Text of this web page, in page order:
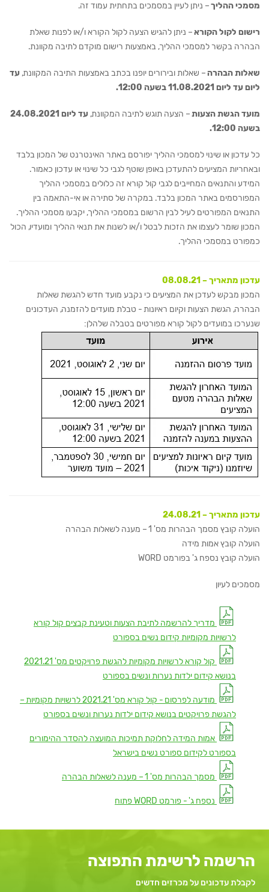
מסמכי ההליך– ניתן לעיין במסמכים בתחתית עמוד זה.
רישום לקול הקורא– ניתן להגיש הצעה לקול הקורא ו/או לפנות שאלת
הבהרה בקשר למסמכי ההליך, באמצעות רישום מוקדם לתיבה מקוונת.
שאלות הבהרה– שאלות ובירורים יופנו בכתב באמצעות התיבה המקוונת, עד
ליום עד ליום 11.08.2021 בשעה 12:00.
מועד הגשת הצעות– הצעה תוגש לתיבה המקוונת,
עד ליום 24.08.2021
בשעה 12:00.
כל עדכון או שינוי למסמכי ההליך יפורסם באתר האינטרנט של המכון בלבד
ובאחריות המציעים להתעדכן באופן שוטף לגבי כל שינוי או עדכון כאמור.
המידע והתנאים המחייבים לגבי קול קורא זה כלולים במסמכי ההליך
המפורסמים באתר המכון בלבד. במקרה של סתירה או אי-התאמה בין
התנאים המפורטים לעיל לבין הרשום במסמכי ההליך, יקבעו מסמכי ההליך.
המכון שומר לעצמו את הזכות לבטל ו/או לשנות את תנאי ההליך ומועדיו, הכול
כמפורט במסמכי ההליך.
עדכון מתאריך – 08.08.21
המכון מבקש לעדכן את המציעים כי נקבע מועד חדש להגשת שאלות
הבהרה, הגשת הצעות וקיום ראיונות - טבלת מועדים להזמנה, העדכונים
שנערכו במועדים לקול קורא מפורטים בטבלה שלהלן:
עדכון מתאריך – 24.08.21
הועלה קובץ מסמך הבהרות מס' 1 – מענה לשאלות הבהרה
הועלה קובץ אמות מידה
הועלה קובץ נספח ג' בפורמט WORD
מסמכים לעיון
מדריך להרשמה לתיבת הצעות וטעינת קבצים קול קורא
לרשויות מקומיות קידום נשים בספורט
קול קורא לרשויות מקומיות להגשת פרויקטים מס' 2021.21
בנושא קידום ילדות נערות ונשים בספורט
מודעה לפרסום - קול קורא מס' 2021.21 לרשויות מקומיות –
להגשת פרויקטים בנושא קידום ילדות נערות ונשים בספורט
אמות המידה לחלוקת תמיכות המועצה להסדר ההימורים
בספורט לקידום ספורט נשים בישראל
מסמך הבהרות מס' 1 – מענה לשאלות הבהרה
נספח ג' - פורמט WORD פתוח
הרשמה לרשימת התפוצה
לקבלת עדכונים על מכרזים חדשים